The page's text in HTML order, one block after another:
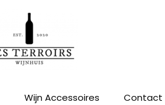
Wijn Accessoires Contact